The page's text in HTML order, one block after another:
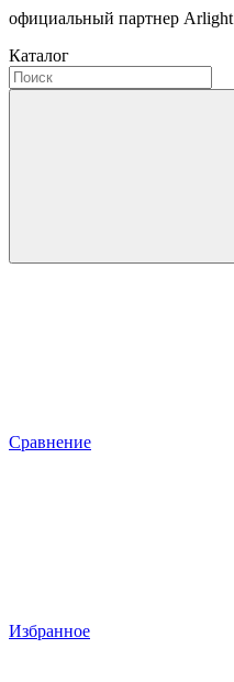
официальный партнер Arlight
Каталог
Сравнение
Избранное